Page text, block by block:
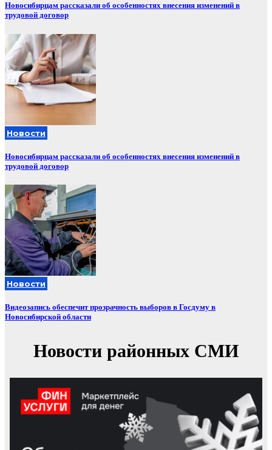
Новосибирцам рассказали об особенностях внесения изменений в
трудовой договор
Новости
Новосибирцам рассказали об особенностях внесения изменений в
трудовой договор
Новости
Видеозапись обеспечит прозрачность выборов в Госдуму в
Новосибирской области